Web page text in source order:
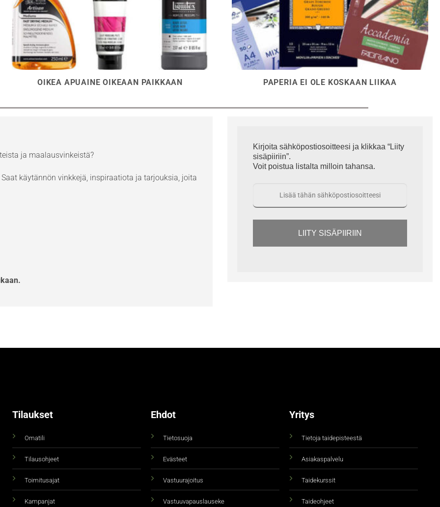
OIKEA APUAINE OIKEAAN PAIKKAAN PAPERIA EI OLE KOSKAAN LIIKAA
ja maalausvinkeistä?
käytännön vinkkejä, inspiraatiota ja tarjouksia, joita
Kirjoita sähköpostiosoitteesi ja klikkaa “Liity
sisäpiiriin”.
Voit poistua listalta milloin tahansa.
LIITY SISÄPIIRIIN
Tilaukset
Omatili
Tilausohjeet
Toimitusajat
Kampanjat
Ehdot
Tietosuoja
Evästeet
Vastuurajoitus
Vastuuvapauslauseke
Yritys
Tietoja taidepisteestä
Asiakaspalvelu
Taidekurssit
Taideohjeet